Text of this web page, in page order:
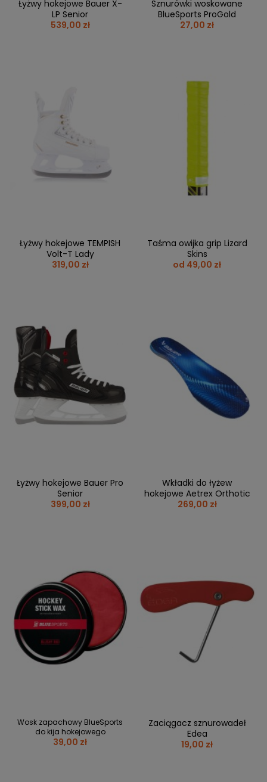
Łyżwy hokejowe Bauer X-
LP Senior
539,00 zł
Sznurówki woskowane
BlueSports ProGold
27,00 zł
Łyżwy hokejowe TEMPISH
Volt-T Lady
319,00 zł
Taśma owijka grip Lizard
Skins
od 49,00 zł
Łyżwy hokejowe Bauer Pro
Senior
399,00 zł
Wkładki do łyżew
hokejowe Aetrex Orthotic
269,00 zł
Wosk zapachowy BlueSports
do kija hokejowego
39,00 zł
Zaciągacz sznurowadeł
Edea
19,00 zł